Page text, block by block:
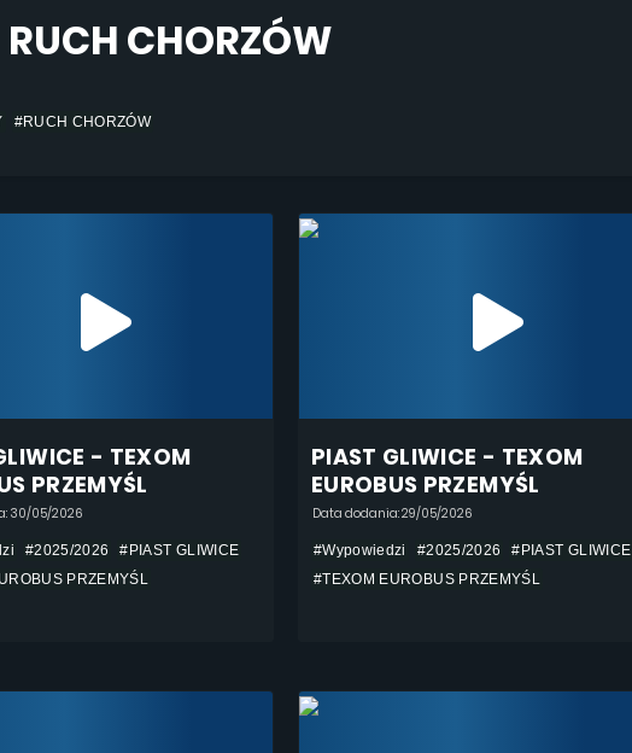
CHORZÓW
#RUCH CHORZÓW
- TEXOM
PRZEMYŚL
30/05/2026
#2025/2026
#PIAST GLIWICE
PRZEMYŚL
PIAST GLIWICE - TEXOM
EUROBUS PRZEMYŚL
Data dodania: 29/05/2026
#Wypowiedzi #2025/2026
#PIAST GLIWICE
#TEXOM EUROBUS PRZEMYŚL